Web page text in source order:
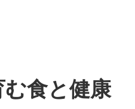
食と健康